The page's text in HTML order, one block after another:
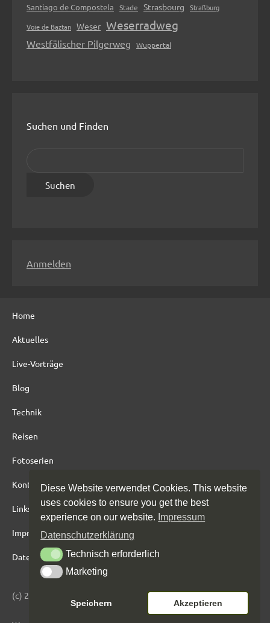
Santiago de Compostela Stade Strasbourg
Straßburg
Voie de Baztan Weser Weserradweg
Westfälischer Pilgerweg Wuppertal
Suchen und Finden
u
Anmelden
Home
Aktuelles
Live-Vorträge
Blog
Technik
Reisen
Fotoserien
Kontakt
Links
Impressum
Datenschutz
(c) 2017 bis heute Gustav Sommer
Diese Website verwendet Cookies. This website
uses cookies to ensure you get the best
experience on our website. Impressum
Datenschutzerklärung
Technisch erforderlich
Technisch erforderlich
MarketingMarketing
Speichern Akzeptieren